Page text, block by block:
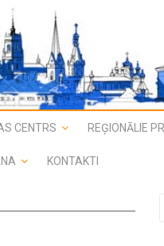
CENTRS REĢIONĀLIE
KONTAKTI